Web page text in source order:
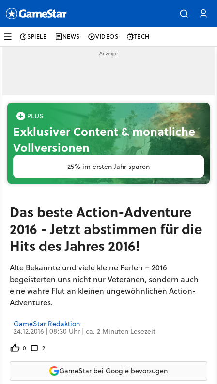
SPIELE NEWS VIDEOS TECH
Exklusiver Content & monatliche
Vollversionen
25% im ersten Jahr sparen
Das beste Action-Adventure
2016 - Jetzt abstimmen für die
Hits des Jahres 2016!
Alte Bekannte und viele kleine Perlen – 2016
begeisterten uns nicht nur Veteranen, sondern auch
eine wahre Flut an kleinen ungewöhnlichen Action-
Adventures.
GameStar Redaktion
24.12.2016 | 08:30 Uhr | ca. 2 Minuten Lesezeit
0 2
GameStar bei Google bevorzugen